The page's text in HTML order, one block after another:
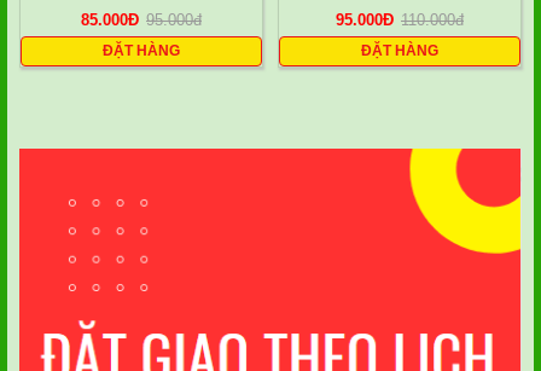
85.000Đ 95.000đ
ĐẶT HÀNG
95.000Đ 110.000đ
ĐẶT HÀNG